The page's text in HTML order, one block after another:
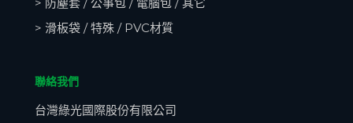
> 滑板袋 / 特殊 / PVC材質
聯絡我們
台灣綠光國際股份有限公司